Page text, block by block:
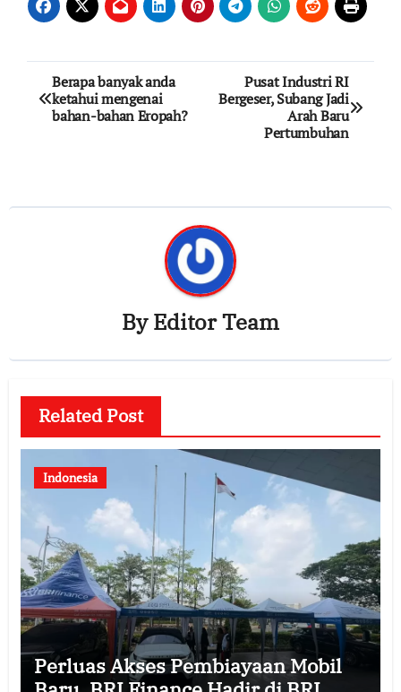
Post
navigation
Berapa banyak anda
ketahui mengenai
bahan-bahan Eropah?
Pusat Industri RI
Bergeser, Subang Jadi
Arah Baru
Pertumbuhan
ByEditor Team
Related Post
Indonesia
Perluas Akses Pembiayaan Mobil